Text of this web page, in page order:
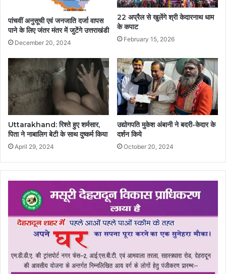
पांचवीं अनुसूची एवं जनजाति दर्जा वापस
पाने के लिए जंतर मंतर में जुटेंगे उत्तराखंडी
December 20, 2024
22 अप्रैल से खुलेंगे श्री केदारनाथ धाम
के कपाट
February 15, 2026
Uttarakhand: रिश्ते हुए शर्मसार,
पिता ने नाबालिग बेटी के साथ दुष्कर्म किया
April 29, 2024
उद्योगपति मुकेश अंबानी ने बदरी-केदार के
दर्शन किये
October 20, 2024